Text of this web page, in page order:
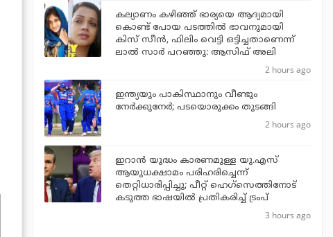
കല്യാണം കഴിഞ്ഞ് ഭാര്യയെ ആദ്യമായി
കൊണ്ട് പോയ പടത്തില്‍ ഭാവനുമായി
കിസ് സീന്‍, ഫിലിം വെട്ടി ഒട്ടിച്ചതാണെന്ന്
ലാല്‍ സാര്‍ പറഞ്ഞു: ആസിഫ് അലി
2 hours ago
ഇന്ത്യയും പാകിസ്ഥാനും വീണ്ടും
നേര്‍ക്കുനേര്‍; പടയൊരുക്കം തുടങ്ങി
2 hours ago
ഇറാന്‍ യുദ്ധം കാരണമുള്ള യു.എസ്
ആയുധക്ഷാമം പരിഹരിച്ചെന്ന്
തെറ്റിധാരിപ്പിച്ചു; പീറ്റ് ഹെഗ്‌സെത്തിനോട്
കടുത്ത ഭാഷയില്‍ പ്രതികരിച്ച് ട്രംപ്
3 hours ago